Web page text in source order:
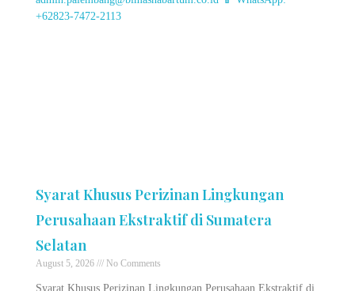
Syarat Khusus Perizinan Lingkungan
Perusahaan Ekstraktif di Sumatera
Selatan
August 5, 2026 No Comments
Syarat Khusus Perizinan Lingkungan Perusahaan Ekstraktif di